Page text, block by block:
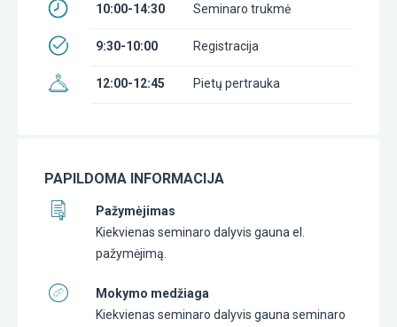
10:00-14:30 Seminaro trukmė
9:30-10:00 Registracija
12:00-12:45 Pietų pertrauka
PAPILDOMA INFORMACIJA
Pažymėjimas
Kiekvienas seminaro dalyvis gauna el.
pažymėjimą.
Mokymo medžiaga
Kiekvienas seminaro dalyvis gauna seminaro